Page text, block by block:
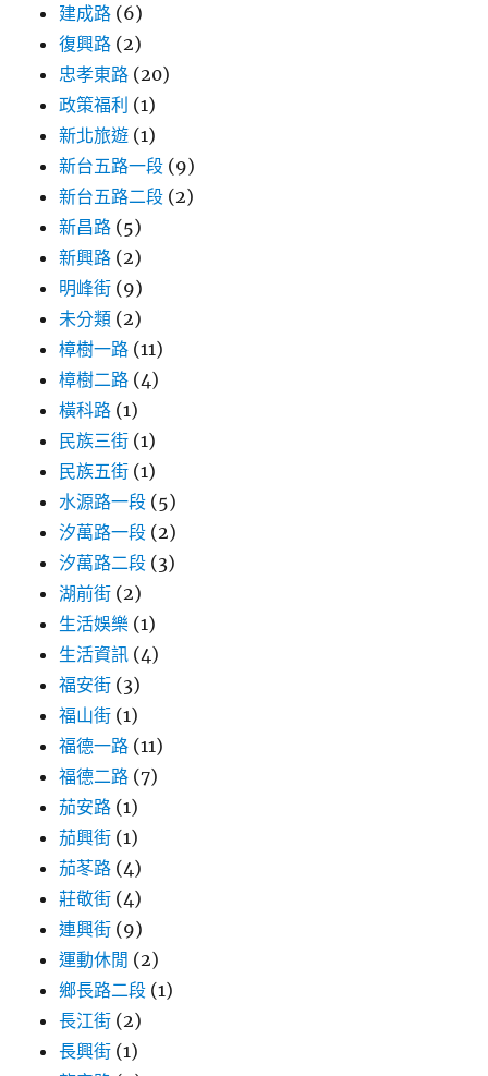
建成路 (6)
復興路 (2)
忠孝東路 (20)
政策福利 (1)
新北旅遊 (1)
新台五路一段 (9)
新台五路二段 (2)
新昌路 (5)
新興路 (2)
明峰街 (9)
未分類 (2)
樟樹一路 (11)
樟樹二路 (4)
橫科路 (1)
民族三街 (1)
民族五街 (1)
水源路一段 (5)
汐萬路一段 (2)
汐萬路二段 (3)
湖前街 (2)
生活娛樂 (1)
生活資訊 (4)
福安街 (3)
福山街 (1)
福德一路 (11)
福德二路 (7)
茄安路 (1)
茄興街 (1)
茄苳路 (4)
莊敬街 (4)
連興街 (9)
運動休閒 (2)
鄉長路二段 (1)
長江街 (2)
長興街 (1)